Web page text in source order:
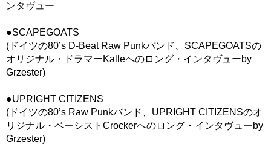
ンタヴュー
●SCAPEGOATS
(ドイツの80’s D-Beat Raw Punkバンド、SCAPEGOATSの
オリジナル・ドラマーKalleへのロング・インタヴューby
Grzester)
●UPRIGHT CITIZENS
(ドイツの80’s Raw Punkバンド、UPRIGHT CITIZENSのオ
リジナル・ベーシストCrockerへのロング・インタヴューby
Grzester)